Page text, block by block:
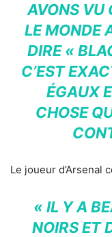
AVONS VU
LE MONDE
DIRE «
C’EST
ÉGAUX
CHOSE
Le joueur d’Arsenal
« IL Y A
NOIRS ET